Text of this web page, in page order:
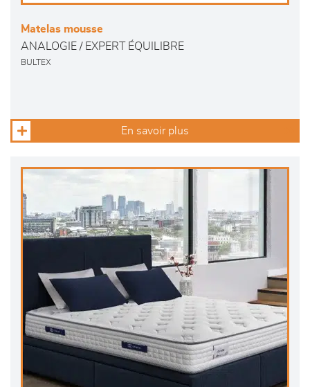
Matelas mousse
ANALOGIE / EXPERT ÉQUILIBRE
BULTEX
En savoir plus